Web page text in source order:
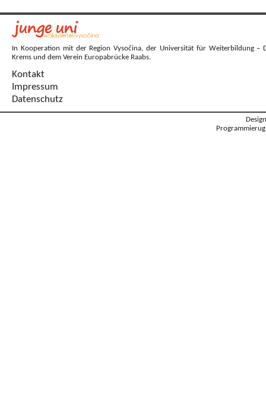
In Kooperation mit der Region Vysočina, der Universität für Weiterbildung –
Krems und dem Verein Europabrücke Raabs.
Kontakt
Impressum
Datenschutz